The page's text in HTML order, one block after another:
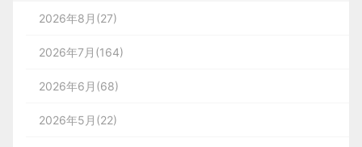
2026年8月(27)
2026年7月(164)
2026年6月(68)
2026年5月(22)